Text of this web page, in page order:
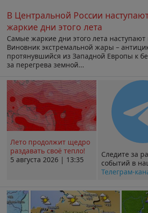
В Центральной России
жаркие дни этого лета
Самые жаркие дни этого лета наступают
Виновник экстремальной жары –
протянувшийся из Западной Европы к
за перегрева земной...
Лето продолжит щедро
раздавать своё тепло!
5 августа 2026 | 13:35
Следите за
событий в
Телеграм-